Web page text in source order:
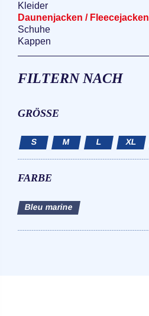
Kleider
Daunenjacken / Fleecejacken
Schuhe
Kappen
FILTERN NACH
GRÖSSE
S M L XL
FARBE
Bleu marine